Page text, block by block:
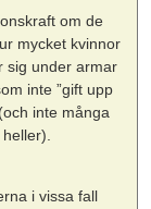
om de
mycket kvinnor
sig under armar
inte ”gift upp
inte många
i vissa fall